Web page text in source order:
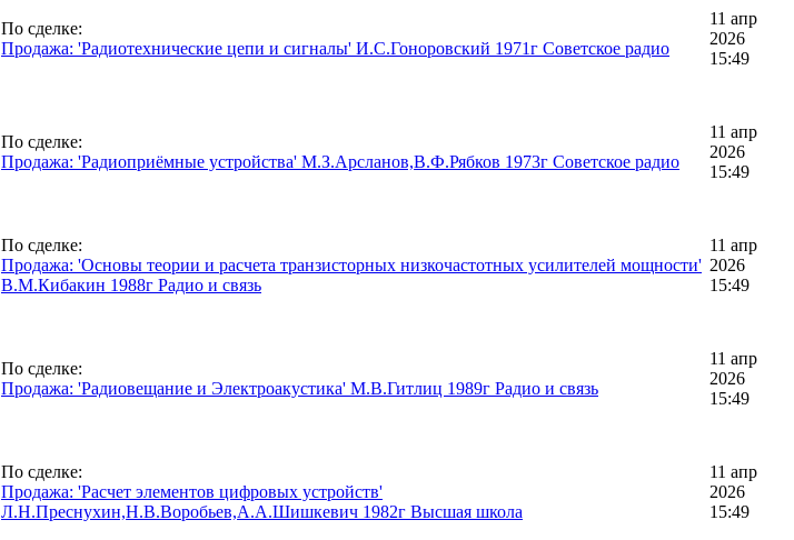
По сделке:
Продажа: 'Радиотехнические цепи и сигналы' И.С.Гоноровский 1971г Советское радио
11 апр
2026
15:49
По сделке:
Продажа: 'Радиоприёмные устройства' М.З.Арсланов,В.Ф.Рябков 1973г Советское радио
11 апр
2026
15:49
По сделке:
Продажа: 'Основы теории и расчета транзисторных низкочастотных усилителей мощности'
В.М.Кибакин 1988г Радио и связь
11 апр
2026
15:49
По сделке:
Продажа: 'Радиовещание и Электроакустика' М.В.Гитлиц 1989г Радио и связь
11 апр
2026
15:49
По сделке:
Продажа: 'Расчет элементов цифровых устройств'
Л.Н.Преснухин,Н.В.Воробьев,А.А.Шишкевич 1982г Высшая школа
11 апр
2026
15:49